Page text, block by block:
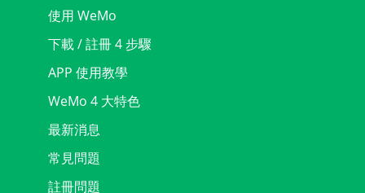
使用 WeMo
下載 / 註冊 4 步驟
APP 使用教學
WeMo 4 大特色
最新消息
常見問題
註冊問題